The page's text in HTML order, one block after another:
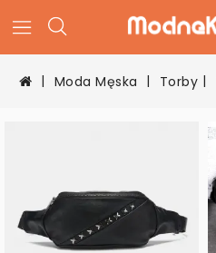
Moda Męska Torby